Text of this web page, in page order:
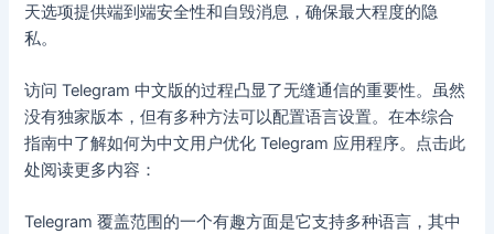
天选项提供端到端安全性和自毁消息，确保最大程度的隐
私。
访问 Telegram 中文版的过程凸显了无缝通信的重要性。虽然
没有独家版本，但有多种方法可以配置语言设置。在本综合
指南中了解如何为中文用户优化 Telegram 应用程序。点击此
处阅读更多内容：
Telegram 覆盖范围的一个有趣方面是它支持多种语言，其中